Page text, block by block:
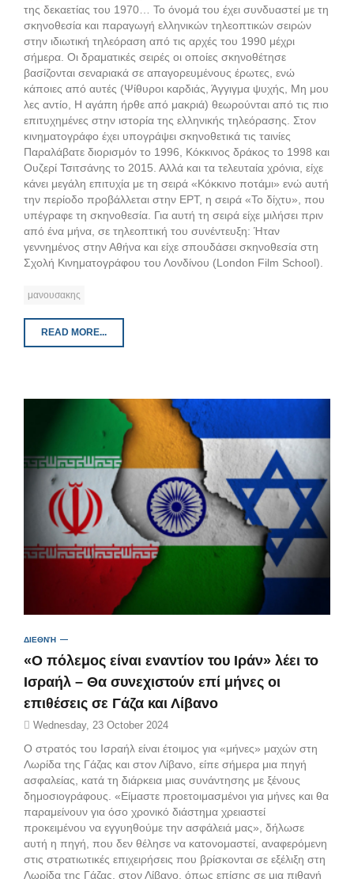
της δεκαετίας του 1970… Το όνομά του έχει συνδυαστεί με τη
σκηνοθεσία και παραγωγή ελληνικών τηλεοπτικών σειρών
στην ιδιωτική τηλεόραση από τις αρχές του 1990 μέχρι
σήμερα. Οι δραματικές σειρές οι οποίες σκηνοθέτησε
βασίζονται σεναριακά σε απαγορευμένους έρωτες, ενώ
κάποιες από αυτές (Ψίθυροι καρδιάς, Άγγιγμα ψυχής, Μη μου
λες αντίο, Η αγάπη ήρθε από μακριά) θεωρούνται από τις πιο
επιτυχημένες στην ιστορία της ελληνικής τηλεόρασης. Στον
κινηματογράφο έχει υπογράψει σκηνοθετικά τις ταινίες
Παραλάβατε διορισμόν το 1996, Κόκκινος δράκος το 1998 και
Ουζερί Τσιτσάνης το 2015. Αλλά και τα τελευταία χρόνια, είχε
κάνει μεγάλη επιτυχία με τη σειρά «Κόκκινο ποτάμι» ενώ αυτή
την περίοδο προβάλλεται στην ΕΡΤ, η σειρά «Το δίχτυ», που
υπέγραφε τη σκηνοθεσία. Για αυτή τη σειρά είχε μιλήσει πριν
από ένα μήνα, σε τηλεοπτική του συνέντευξη: Ήταν
γεννημένος στην Αθήνα και είχε σπουδάσει σκηνοθεσία στη
Σχολή Κινηματογράφου του Λονδίνου (London Film School).
μανουσακης
READ MORE...
ΔΙΕΘΝΉ
«Ο πόλεμος είναι εναντίον του Ιράν» λέει το
Ισραήλ – Θα συνεχιστούν επί μήνες οι
επιθέσεις σε Γάζα και Λίβανο
Wednesday, 23 October 2024
Ο στρατός του Ισραήλ είναι έτοιμος για «μήνες» μαχών στη
Λωρίδα της Γάζας και στον Λίβανο, είπε σήμερα μια πηγή
ασφαλείας, κατά τη διάρκεια μιας συνάντησης με ξένους
δημοσιογράφους. «Είμαστε προετοιμασμένοι για μήνες και θα
παραμείνουν για όσο χρονικό διάστημα χρειαστεί
προκειμένου να εγγυηθούμε την ασφάλειά μας», δήλωσε
αυτή η πηγή, που δεν θέλησε να κατονομαστεί, αναφερόμενη
στις στρατιωτικές επιχειρήσεις που βρίσκονται σε εξέλιξη στη
Λωρίδα της Γάζας, στον Λίβανο, όπως επίσης σε μια πιθανή